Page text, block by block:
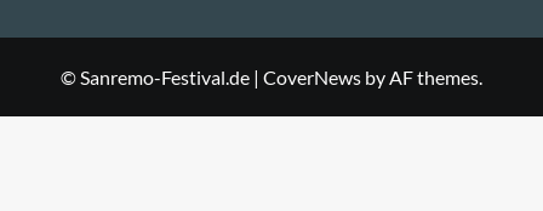
© Sanremo-Festival.de | CoverNews by AF themes.